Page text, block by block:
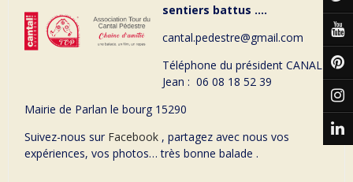
sentiers battus ….
cantal.pedestre@gmail.com
Téléphone du président CANAL
Jean : 06 08 18 52 39
Mairie de Parlan le bourg 15290
Suivez-nous sur Facebook , partagez avec nous vos
expériences, vos photos… très bonne balade .